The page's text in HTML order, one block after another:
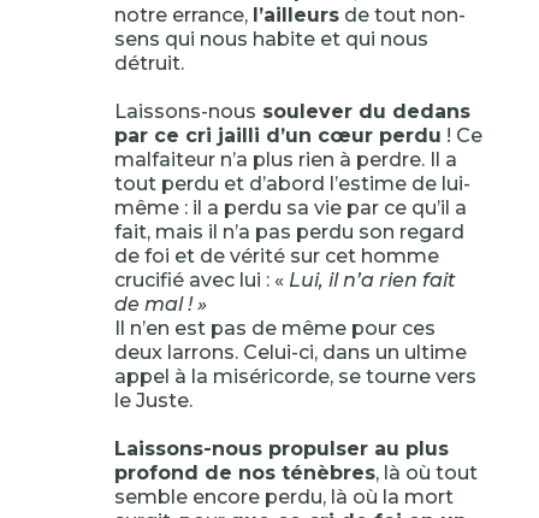
notre errance, l’ailleursde tout non-
sens qui nous habite et qui nous
détruit.
Laissons-nous soulever du dedans
par ce cri jailli d’un cœur perdu ! Ce
malfaiteur n’a plus rien à perdre. Il a
tout perdu et d’abord l’estime de lui-
même : il a perdu sa vie par ce qu’il a
fait, mais il n’a pas perdu son regard
de foi et de vérité sur cet homme
crucifié avec lui : « Lui, il n’a rien fait
de mal ! »
Il n’en est pas de même pour ces
deux larrons. Celui-ci, dans un ultime
appel à la miséricorde, se tourne vers
le Juste.
Laissons-nous propulser au plus
profond de nos ténèbres, là où tout
semble encore perdu, là où la mort